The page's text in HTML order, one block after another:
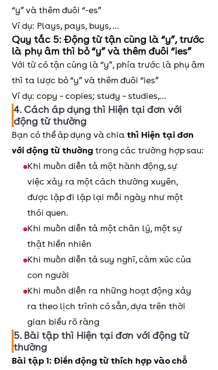
“y” và thêm đuôi “-es”
Ví dụ: Plays, pays, buys, …
Quy tắc 5: Động từ tận cùng là “y”, trước
là phụ âm thì bỏ “y” và thêm đuôi “ies”
Với từ có tận cùng là “y”, phía trước là phụ âm
thì ta lược bỏ “y” và thêm đuôi “ies”
Ví dụ: copy – copies; study – studies,…
4. Cách áp dụng thì Hiện tại đơn với
động từ thường
Bạn có thể áp dụng và chia thì Hiện tại đơn
với động từ thường trong các trường hợp sau:
Khi muốn diễn tả một hành động, sự
việc xảy ra một cách thường xuyên,
được lặp đi lặp lại mỗi ngày như một
thói quen.
Khi muốn diễn tả một chân lý, một sự
thật hiển nhiên
Khi muốn diễn tả suy nghĩ, cảm xúc của
con người
Khi muốn diễn ra những hoạt động xảy
ra theo lịch trình có sẵn, dựa trên thời
gian biểu rõ ràng
5. Bài tập thì Hiện tại đơn với động từ
thường
Bài tập 1: Điền động từ thích hợp vào chỗ